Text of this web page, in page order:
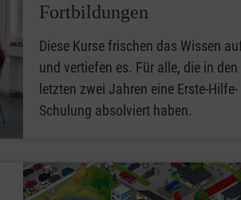
Fortbildungen
Diese Kurse frischen das Wissen
und vertiefen es. Für alle, die in den
letzten zwei Jahren eine Erste-Hilfe-
Schulung absolviert haben.